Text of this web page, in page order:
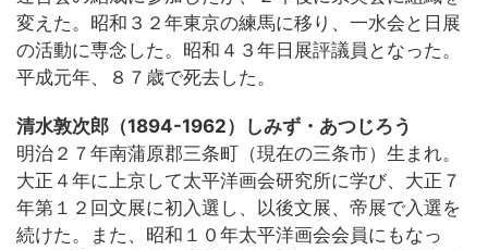
変えた。昭和３２年東京の練馬に移り、一水会と日展
の活動に専念した。昭和４３年日展評議員となった。
平成元年、８７歳で死去した。
清水敦次郎（1894-1962）しみず・あつじろう
明治２７年南蒲原郡三条町（現在の三条市）生まれ。
大正４年に上京して太平洋画会研究所に学び、大正７
年第１２回文展に初入選し、以後文展、帝展で入選を
続けた。また、昭和１０年太平洋画会会員にもなっ